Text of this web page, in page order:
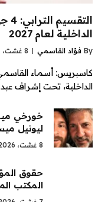
الداخلية لعام 2027
By فؤاد القاسمي 8 غشت، 2026
كاسبريس: أسماء
الداخلية، تحت إشراف عبد
خورخي
ليونيل
8 غشت، 2026
المكتب